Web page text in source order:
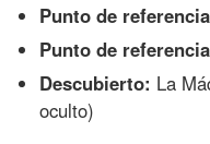
Punto de
Punto de
Descubierto: La
oculto)